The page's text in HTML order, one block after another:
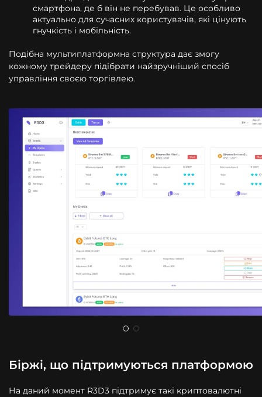
смартфона, де б він не перебував. Це особливо
актуально для сучасних користувачів, які цінують
гнучкість і мобільність.
Подібна мультиплатформна структура дає змогу
кожному трейдеру підібрати найзручніший спосіб
управління своєю торгівлею.
Біржі, що підтримуються платформою
На даний момент R3D3 підтримує такі криптовалютні